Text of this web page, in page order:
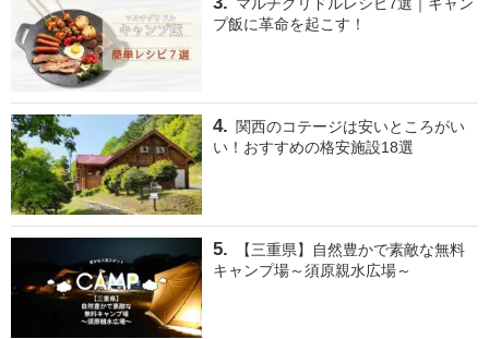
マルチグリドルレシピ7選｜キャン
プ飯に革命を起こす！
関西のコテージは安いところがい
い！おすすめの格安施設18選
【三重県】自然豊かで素敵な無料
キャンプ場～須原親水広場～